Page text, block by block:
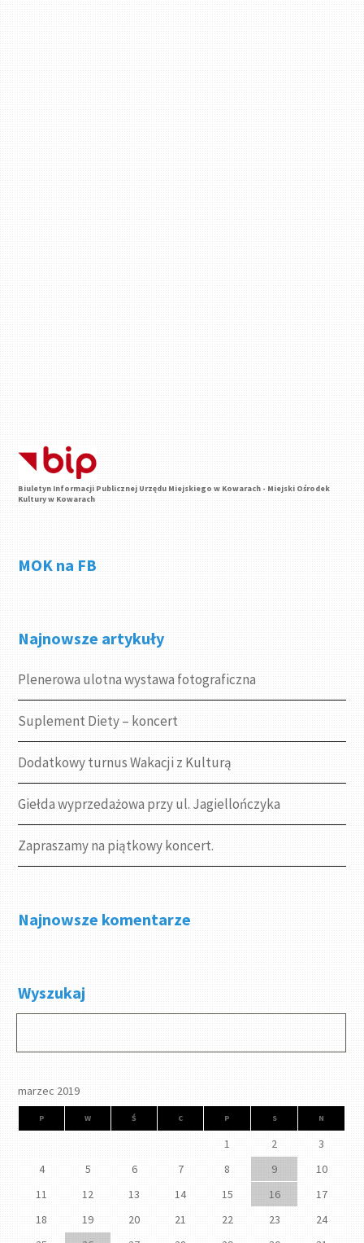
Biuletyn Informacji Publicznej Urzędu Miejskiego w Kowarach - Miejski Ośrodek
Kultury w Kowarach
MOK na FB
Najnowsze artykuły
Plenerowa ulotna wystawa fotograficzna
Suplement Diety – koncert
Dodatkowy turnus Wakacji z Kulturą
Giełda wyprzedażowa przy ul. Jagiellończyka
Zapraszamy na piątkowy koncert.
Najnowsze komentarze
Wyszukaj
marzec 2019
P W Ś C P S N
1 2
3
4
5 6 7 8 9
10
11
12 13 14 15 16
17
18
19 20 21 22 23
24